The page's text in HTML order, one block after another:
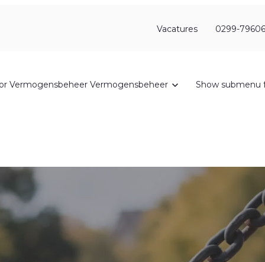
Vacatures 0299-
Vermogensbeheer Vermogensbeheer Show submenu